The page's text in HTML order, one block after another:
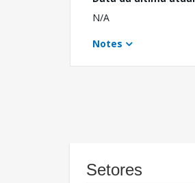
N/A
Notes
Setores